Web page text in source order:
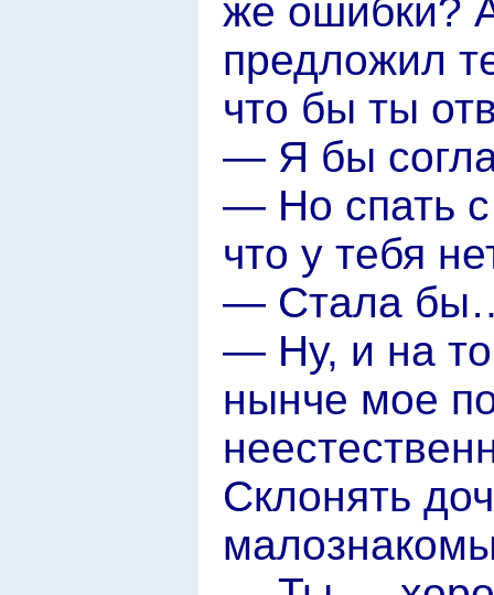
же ошибки?
предложил
что бы ты
— Я бы
— Но спать
что у тебя
— Стала
— Ну, и на
нынче мое
Склонять